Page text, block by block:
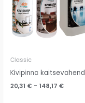
Classic
Kivipinna kaitsevahend
20,31 € – 148,17 €